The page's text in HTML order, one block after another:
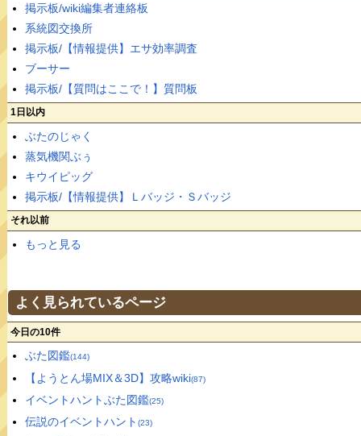
掲示板/wiki編集者連絡板
系統図交換所
掲示板/【情報提供】エサ効率調査
ブーサー
掲示板/【質問はここで！】質問板
1日以内
ぶたのじゃく
蒸気機関ぶぅ
キウイピッグ
掲示板/【情報提供】Ｌバッジ・Ｓバッジ
それ以前
もっと見る
よく見られているページ
今日の10件
ぶた図鑑(144)
【ようとん場MIX＆3D】攻略wiki(87)
イベントハントぶた図鑑(25)
伝説のイベントハント (23)